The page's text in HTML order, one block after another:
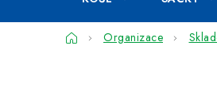
DomůOrganizace